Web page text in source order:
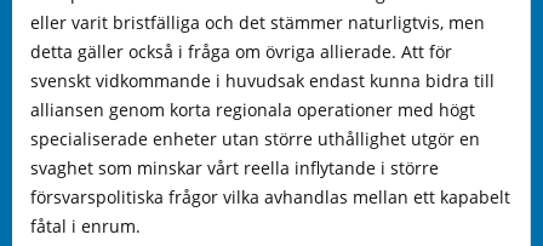
eller varit bristfälliga och det stämmer naturligtvis, men
detta gäller också i fråga om övriga allierade. Att för
svenskt vidkommande i huvudsak endast kunna bidra till
alliansen genom korta regionala operationer med högt
specialiserade enheter utan större uthållighet utgör en
svaghet som minskar vårt reella inflytande i större
försvarspolitiska frågor vilka avhandlas mellan ett kapabelt
fåtal i enrum.